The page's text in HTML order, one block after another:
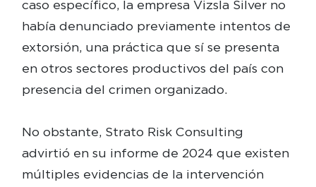
caso específico, la empresa Vizsla Silver no
había denunciado previamente intentos de
extorsión, una práctica que sí se presenta
en otros sectores productivos del país con
presencia del crimen organizado.
No obstante, Strato Risk Consulting
advirtió en su informe de 2024 que existen
múltiples evidencias de la intervención